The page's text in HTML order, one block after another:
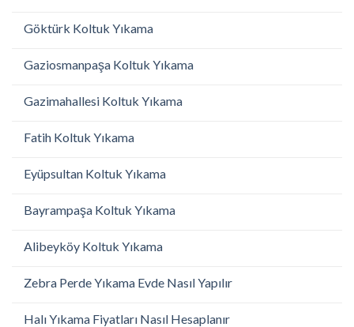
Göktürk Koltuk Yıkama
Gaziosmanpaşa Koltuk Yıkama
Gazimahallesi Koltuk Yıkama
Fatih Koltuk Yıkama
Eyüpsultan Koltuk Yıkama
Bayrampaşa Koltuk Yıkama
Alibeyköy Koltuk Yıkama
Zebra Perde Yıkama Evde Nasıl Yapılır
Halı Yıkama Fiyatları Nasıl Hesaplanır